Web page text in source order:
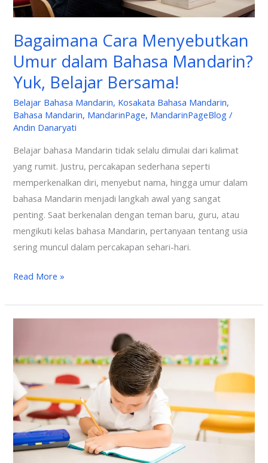
Bagaimana Cara Menyebutkan
Umur dalam Bahasa Mandarin?
Yuk, Belajar Bersama!
Belajar Bahasa Mandarin, Kosakata Bahasa Mandarin,
Bahasa Mandarin, MandarinPage, MandarinPageBlog /
Andin Danaryati
Belajar bahasa Mandarin tidak selalu dimulai dari kalimat
yang rumit. Justru, percakapan sederhana seperti
memperkenalkan diri, menyebut nama, hingga umur dalam
bahasa Mandarin menjadi langkah awal yang sangat
penting. Saat berkenalan dengan teman baru, guru, atau
mengikuti kelas bahasa Mandarin, pertanyaan tentang usia
sering muncul dalam percakapan sehari-hari.
Bersama!
Read More »
Mandarin:
Apakah
Ada?
10
Fakta
yang
Harus